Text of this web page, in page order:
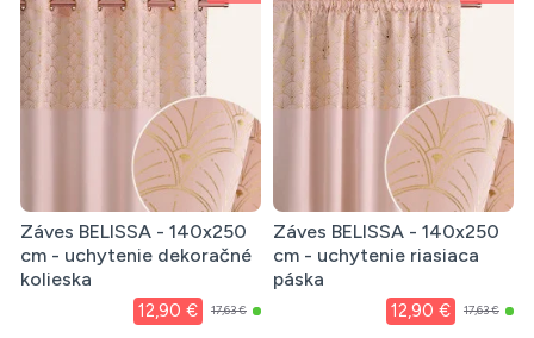
Záves BELISSA - 140x250
cm - uchytenie dekoračné
kolieska
12,90 € 17,63 €
Záves BELISSA - 140x250
cm - uchytenie riasiaca
páska
12,90 € 17,63 €